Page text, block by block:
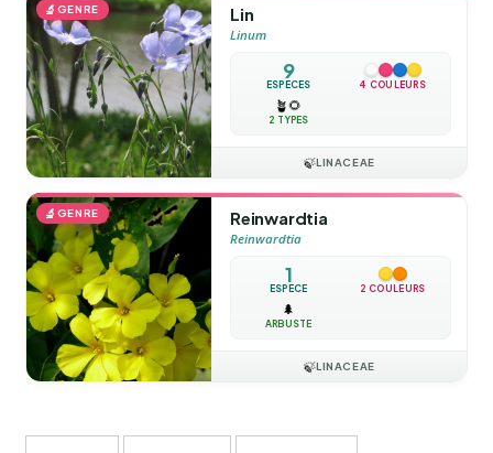
🔬 GENRE Lin
Linum
9
ESPÈCES 4 COULEURS
🪴🌻
2 TYPES
🍃LINACEAE
🔬 GENRE Reinwardtia
Reinwardtia
1
ESPÈCE 2 COULEURS
🌲
ARBUSTE
🍃LINACEAE